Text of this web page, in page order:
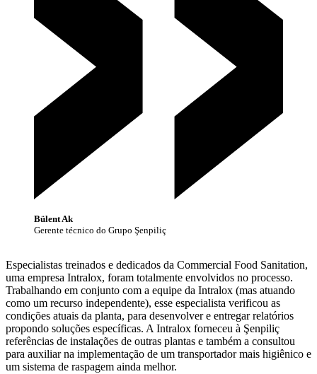
Bülent Ak
Gerente técnico do Grupo Şenpiliç
Especialistas treinados e dedicados da Commercial Food Sanitation,
uma empresa Intralox, foram totalmente envolvidos no processo.
Trabalhando em conjunto com a equipe da Intralox (mas atuando
como um recurso independente), esse especialista verificou as
condições atuais da planta, para desenvolver e entregar relatórios
propondo soluções específicas. A Intralox forneceu à Şenpiliç
referências de instalações de outras plantas e também a consultou
para auxiliar na implementação de um transportador mais higiênico e
um sistema de raspagem ainda melhor.